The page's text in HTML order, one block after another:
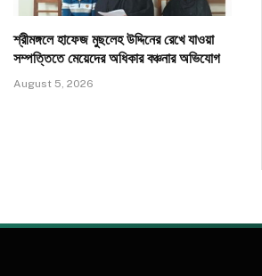
শ্রীমঙ্গলে হাফেজ মুছলেহ উদ্দিনের রেখে যাওয়া
সম্পত্তিতে মেয়েদের অধিকার বঞ্চনার অভিযোগ
August 5, 2026